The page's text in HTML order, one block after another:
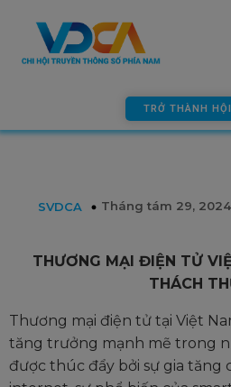
TRỞ THÀNH
SVDCA Tháng tám 29, 2024
THƯƠNG MẠI ĐIỆN TỬ
THÁCH
Thương mại điện tử tại Việt
tăng trưởng mạnh mẽ trong
được thúc đẩy bởi sự gia tăng